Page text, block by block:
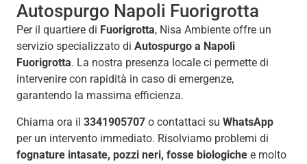
Autospurgo Napoli Fuorigrotta
Per il quartiere di Fuorigrotta, Nisa Ambiente offre un
servizio specializzato di Autospurgo a Napoli
Fuorigrotta. La nostra presenza locale ci permette di
intervenire con rapidità in caso di emergenze,
garantendo la massima efficienza.
Chiama ora il 3341905707 o contattaci su WhatsApp
per un intervento immediato. Risolviamo problemi di
fognature intasate, pozzi neri, fosse biologiche e molto